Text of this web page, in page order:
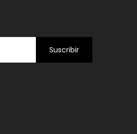
Suscribir